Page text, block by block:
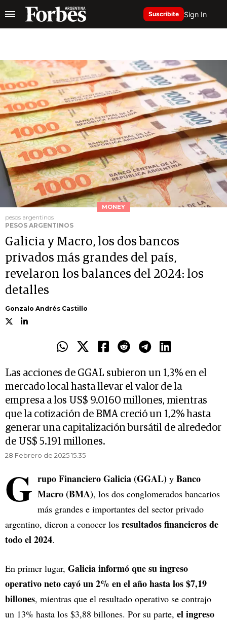
Suscribite Sign In
MONEY
pesos argentinos
PESOS ARGENTINOS
Galicia y Macro, los dos bancos
privados más grandes del país,
revelaron los balances del 2024: los
detalles
Gonzalo Andrés Castillo
Las acciones de GGAL subieron un 1,3% en el
mercado local hasta llevar el valor de la
empresa a los US$ 9.0160 millones, mientras
que la cotización de BMA creció un 1,2% hasta
generar una capitalización bursátil de alrededor
de US$ 5.191 millones.
28 Febrero de 2025 15.35
G rupo Financiero Galicia (GGAL) y Banco
Macro (BMA), los dos conglomerados bancarios
más grandes e importantes del sector privado
argentino, dieron a conocer los resultados financieros de
todo el 2024.
En primer lugar, Galicia informó que su ingreso
operativo neto cayó un 2% en el año hasta los $7,19
billones, mientras que el resultado operativo se contrajo
un 13% hasta los $3,88 billones. Por su parte, el ingreso